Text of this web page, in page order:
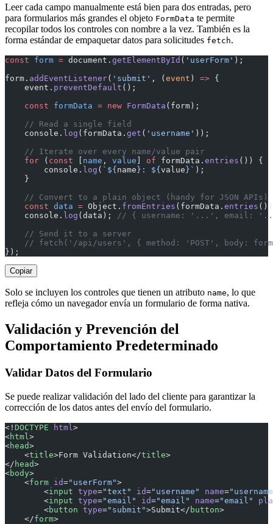
Leer cada campo manualmente está bien para dos entradas, pero
para formularios más grandes el objeto FormData te permite
recopilar todos los controles con nombre a la vez. También es la
forma estándar de empaquetar datos para solicitudes fetch.
const form = document. getElementById ( 'userForm' );
form. addEventListener( 'submit' , ( event ) => {
    event.
preventDefault ();
    const
formData = new FormData (form);
    // Read a single field
    console.
log (formData. get ( 'username' ));
    // Iterate over every name/value pair
    for
( const name , value of formData. entries ()) {
        console.
log ( `${ name }: ${ value }` );
    }
    // Convert to a plain object (handy for JSON APIs)
    const
data = Object. fromEntries (formData. entries
    console.
log (data);
// { username: '...', email:
    // Send it to a server
// fetch('/api/users', { method: 'POST', body:
});
Copiar
Solo se incluyen los controles que tienen un atributo name, lo que
refleja cómo un navegador envía un formulario de forma nativa.
Validación y Prevención del
Comportamiento Predeterminado
Validar Datos del Formulario
Se puede realizar validación del lado del cliente para garantizar la
corrección de los datos antes del envío del formulario.
<! DOCTYPE html >
<html >
<head>
    <
title>Form Validation</title>
</ head>
<body>
    <
form id="userForm">
        <
input type="text" id="username" name=
        <
input type="email" id="email" name="email"
        <
button type="submit">Submit</ button>
    </
form>